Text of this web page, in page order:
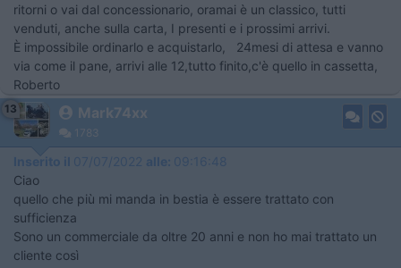
ritorni o vai dal concessionario, oramai è un classico, tutti
venduti, anche sulla carta, I presenti e i prossimi arrivi.
È impossibile ordinarlo e acquistarlo, 24mesi di attesa e vanno
via come il pane, arrivi alle 12,tutto finito,c'è quello in cassetta,
Roberto
13 Mark74xx
1783
Inserito il 07/07/2022 alle: 09:16:48
Ciao
quello che più mi manda in bestia è essere trattato con
sufficienza
Sono un commerciale da oltre 20 anni e non ho mai trattato un
cliente così